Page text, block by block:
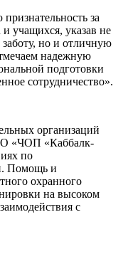
за
учащихся, указав не
но и отличную
надежную
подготовки
сотрудничество».
организаций
«ЧОП «Каббалк-
по
Помощь и
охранного
на высоком
с